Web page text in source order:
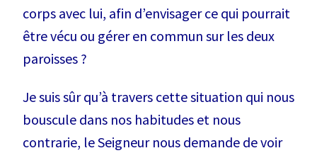
corps avec lui, afin d’envisager ce qui pourrait
être vécu ou gérer en commun sur les deux
paroisses ?
Je suis sûr qu’à travers cette situation qui nous
bouscule dans nos habitudes et nous
contrarie, le Seigneur nous demande de voir